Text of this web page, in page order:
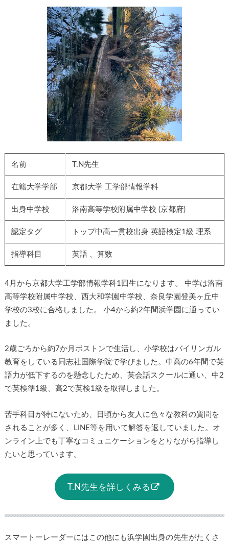
名前 T.N先生
在籍大学学部 京都大学 工学部情報学科
出身中学校 洛南高等学校附属中学校 (京都府)
認定タグ トップ中高一貫校出身 英語検定1級 理系
指導科目 英語 、算数
4月から京都大学工学部情報学科1回生になります。 中学は洛南
高等学校附属中学校、西大和学園中学校、奈良学園登美ヶ丘中
学校の3校に合格しました。 小4から約2年間浜学園に通ってい
ました。
2歳ごろから約7か月ボストンで生活し、小学校はバイリンガル
教育をしている同志社国際学院で学びました。中高の6年間で英
語力が低下するのを懸念したため、英会話スクールに通い、中2
で英検準1級、高2で英検1級を取得しました。
苦手科目が特にないため、日頃から友人に色々な教科の質問を
されることが多く、LINE等を用いて解答を返していました。オ
ンライン上でも丁寧なコミュニケーションをとりながら指導し
たいと思っています。
T.N先生を詳しくみる
スマートーレーダーにはこの他にも浜学園出身の先生がたくさ